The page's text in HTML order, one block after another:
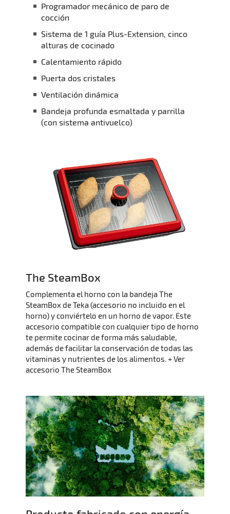
Programador mecánico de paro de
cocción
Sistema de 1 guía Plus-Extension, cinco
alturas de cocinado
Calentamiento rápido
Puerta dos cristales
Ventilación dinámica
Bandeja profunda esmaltada y parrilla
(con sistema antivuelco)
The SteamBox
Complementa el horno con la bandeja The
SteamBox de Teka (accesorio no incluido en el
horno) y conviértelo en un horno de vapor. Este
accesorio compatible con cualquier tipo de horno
te permite cocinar de forma más saludable,
además de facilitar la conservación de todas las
vitaminas y nutrientes de los alimentos. + Ver
accesorio The SteamBox